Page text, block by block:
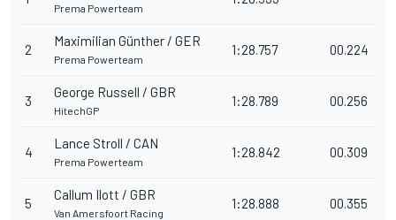
Prema Powerteam
2
Maximilian Günther / GER
Prema Powerteam
1:28.757 00.224
3
George Russell / GBR
HitechGP
1:28.789 00.256
4
Lance Stroll / CAN
Prema Powerteam
1:28.842 00.309
5
Callum Ilott / GBR
Van Amersfoort Racing
1:28.888 00.355